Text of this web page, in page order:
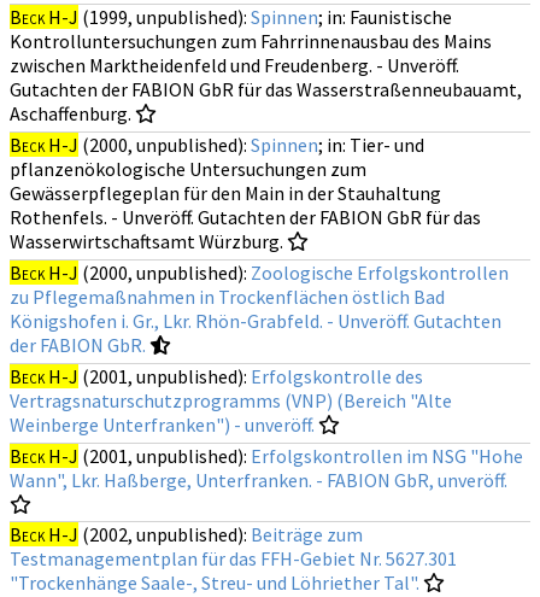
Beck H-J (1999, unpublished): Spinnen; in: Faunistische
Kontrolluntersuchungen zum Fahrrinnenausbau des Mains
zwischen Marktheidenfeld und Freudenberg. - Unveröff.
Gutachten der FABION GbR für das Wasserstraßenneubauamt,
Aschaffenburg.
Beck H-J (2000, unpublished): Spinnen; in: Tier- und
pflanzenökologische Untersuchungen zum
Gewässerpflegeplan für den Main in der Stauhaltung
Rothenfels. - Unveröff. Gutachten der FABION GbR für das
Wasserwirtschaftsamt Würzburg.
Beck H-J (2000, unpublished): Zoologische Erfolgskontrollen
zu Pflegemaßnahmen in Trockenflächen östlich Bad
Königshofen i. Gr., Lkr. Rhön-Grabfeld. - Unveröff. Gutachten
der FABION GbR.
Beck H-J (2001, unpublished): Erfolgskontrolle des
Vertragsnaturschutzprogramms (VNP) (Bereich "Alte
Weinberge Unterfranken") - unveröff.
Beck H-J (2001, unpublished): Erfolgskontrollen im NSG "Hohe
Wann", Lkr. Haßberge, Unterfranken. - FABION GbR, unveröff.
Beck H-J (2002, unpublished): Beiträge zum
Testmanagementplan für das FFH-Gebiet Nr. 5627.301
"Trockenhänge Saale-, Streu- und Löhriether Tal".